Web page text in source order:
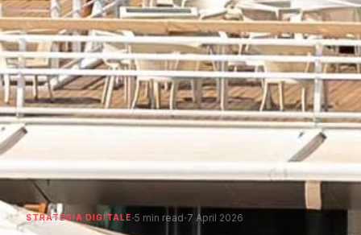
STRATEGIA DIGITALE·5 min read·7 April 2026